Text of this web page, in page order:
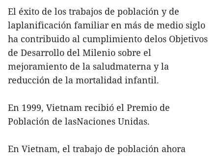
El éxito de los trabajos de población y de
laplanificación familiar en más de medio siglo
ha contribuido al cumplimiento delos Objetivos
de Desarrollo del Milenio sobre el
mejoramiento de la saludmaterna y la
reducción de la mortalidad infantil.
En 1999, Vietnam recibió el Premio de
Población de lasNaciones Unidas.
En Vietnam, el trabajo de población ahora